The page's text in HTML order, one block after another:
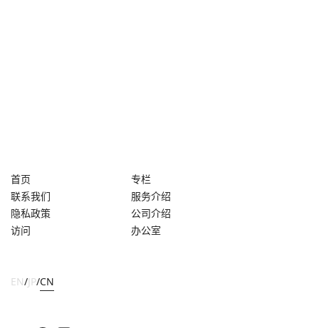
首页
专栏
联系我们
服务介绍
隐私政策
公司介绍
访问
办公室
EN/JP/CN